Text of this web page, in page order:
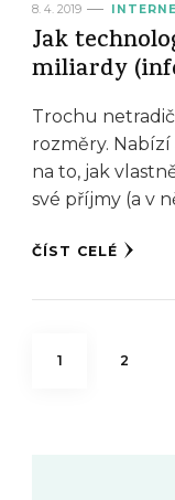
8. 4. 2019
Jak
miliardy
Trochu
rozměry.
na to, jak
své příjmy (a v
ČÍST CELÉ
STRÁNKA
1 2